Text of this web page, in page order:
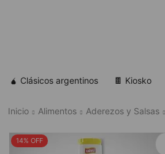
🧉 Clásicos argentinos 🍫 Kiosko
Inicio Alimentos Aderezos y Salsas
14% OFF